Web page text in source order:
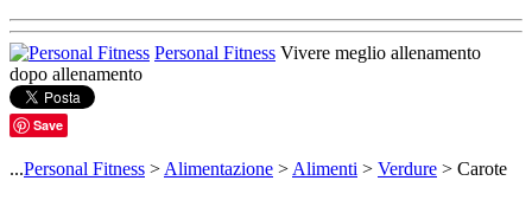
Personal Fitness Vivere meglio allenamento
dopo allenamento
Save
...Personal Fitness > Alimentazione > Alimenti > Verdure > Carote